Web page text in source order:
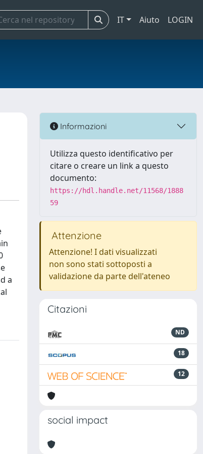
IT Aiuto LOGIN
a
Informazioni
Utilizza questo identificativo per
citare o creare un link a questo
documento:
https://hdl.handle.net/11568/1888
59
Attenzione
Attenzione! I dati visualizzati
non sono stati sottoposti a
validazione da parte dell'ateneo
Citazioni
ND
18
12
social impact